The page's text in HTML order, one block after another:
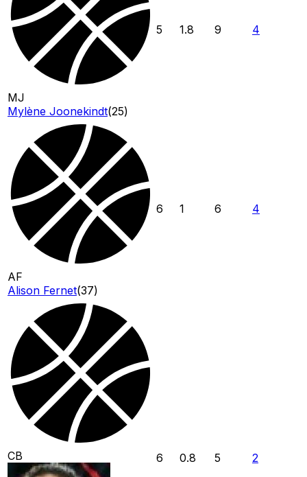
MJ
Mylène Joonekindt(25)
5 1.8 9 4
AF
Alison Fernet(37)
6 1 6 4
CB 6 0.8 5 2